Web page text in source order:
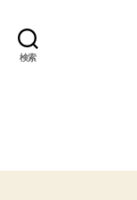
検索